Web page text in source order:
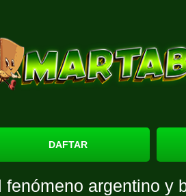
DAFTAR
fenómeno argentino y